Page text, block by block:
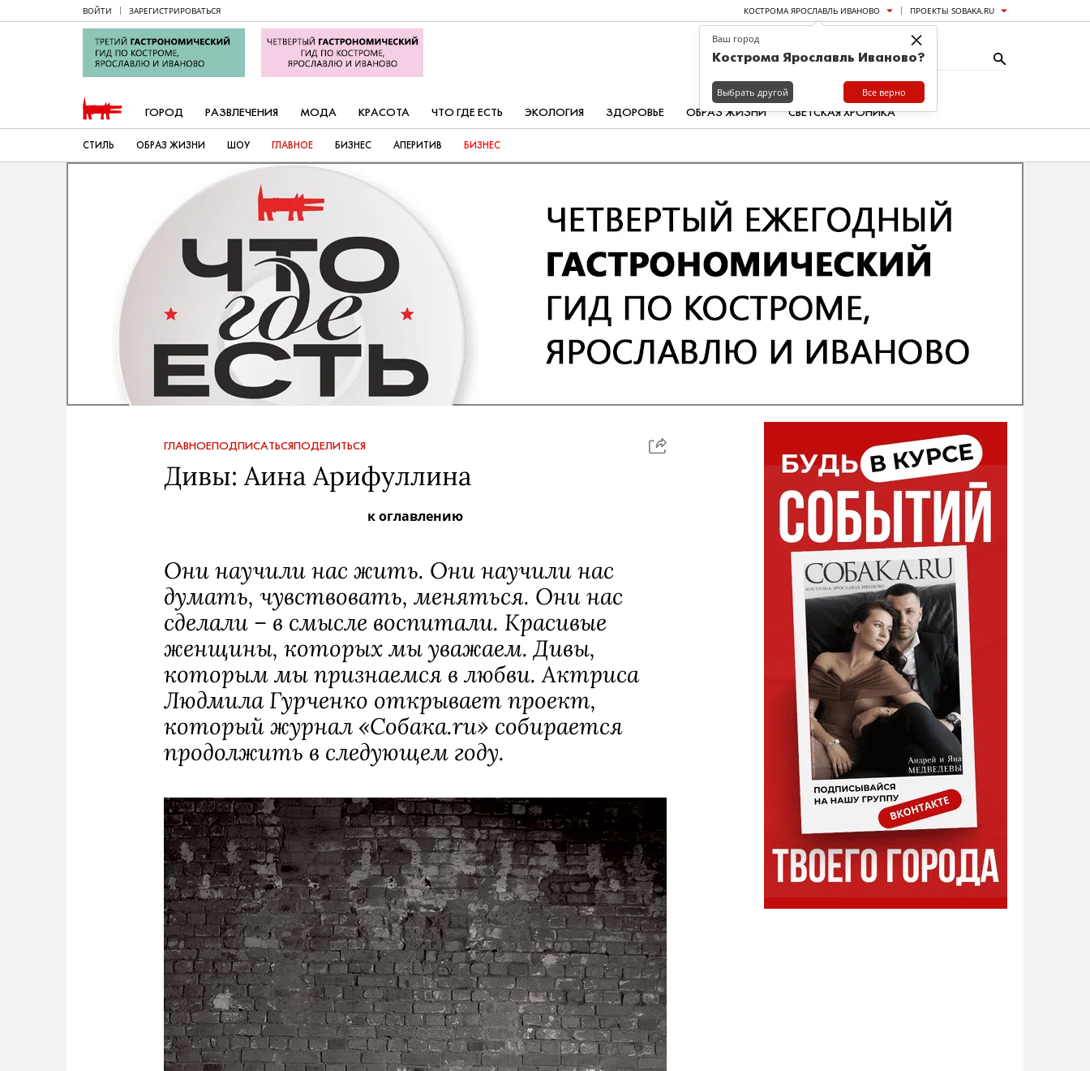
ВОЙТИ ЗАРЕГИСТРИРОВАТЬСЯ КОСТРОМА ЯРОСЛАВЛЬ ИВАНОВО ПРОЕКТЫ SOBAKA.RU
ГОРОД РАЗВЛЕЧЕНИЯ МОДА КРАСОТА ЧТО ГДЕ ЕСТЬ ЭКОЛОГИЯ ЗДОРОВЬЕ ОБРАЗ ЖИЗНИ СВЕТСКАЯ ХРОНИКА
СТИЛЬ ОБРАЗ ЖИЗНИ ШОУ ГЛАВНОЕ БИЗНЕС АПЕРИТИВ БИЗНЕС
ГЛАВНОЕПОДПИСАТЬСЯПОДЕЛИТЬСЯ
Дивы: Аина Арифуллина
к оглавлению
Они научили нас жить. Они научили нас
думать, чувствовать, меняться. Они нас
сделали – в смысле воспитали. Красивые
женщины, которых мы уважаем. Дивы,
которым мы признаемся в любви. Актриса
Людмила Гурченко открывает проект,
который журнал «Собака.ru» собирается
продолжить в следующем году.
×
Ваш город
Кострома Ярославль Иваново?
Выбрать другой Все верно